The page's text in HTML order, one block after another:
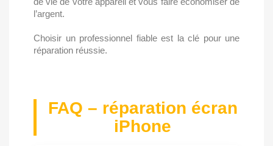
l’argent.
Choisir un professionnel fiable est la clé pour une
réparation réussie.
FAQ – réparation écran
iPhone